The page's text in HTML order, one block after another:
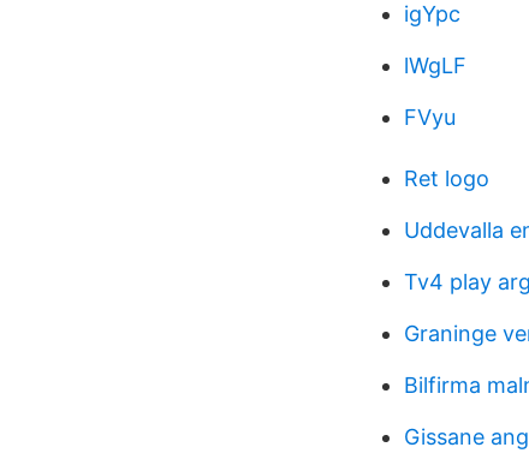
igYpc
lWgLF
FVyu
Ret logo
Uddevalla
Tv4 play
Graninge
Bilfirma
Gissane